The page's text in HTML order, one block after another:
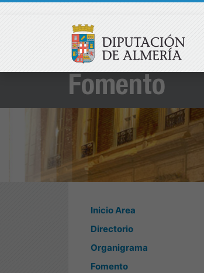
Fomento
Inicio Area
Directorio
Organigrama
Fomento